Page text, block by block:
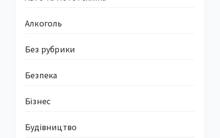
Алкоголь
Без рубрики
Безпека
Бізнес
Будівництво